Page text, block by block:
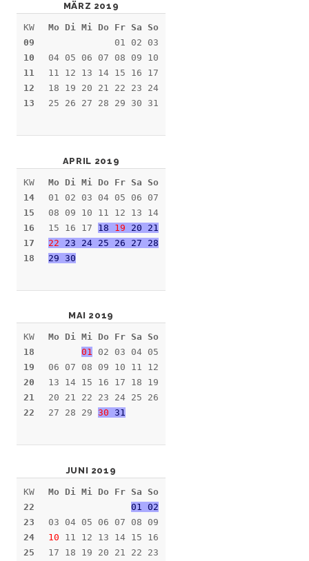
MÄRZ 2019
KW
09
10
11
12
13
Mo Di Mi Do Fr Sa So
01 02 03
04 05 06 07 08 09 10
11 12 13 14 15 16 17
18 19 20 21 22 23 24
25 26 27 28 29 30 31
APRIL 2019
KW
14
15
16
17
18
Mo Di Mi Do Fr Sa So
01 02 03 04 05 06 07
08 09 10 11 12 13 14
15 16 17 18 19 20 21
22 23 24 25 26 27 28
29 30
MAI 2019
KW
18
19
20
21
22
Mo Di Mi Do Fr Sa So
01 02 03 04 05
06 07 08 09 10 11 12
13 14 15 16 17 18 19
20 21 22 23 24 25 26
27 28 29 30 31
JUNI 2019
KW
22
23
24
25
Mo Di Mi Do Fr Sa So
01 02
03 04 05 06 07 08 09
10 11 12 13 14 15 16
17 18 19 20 21 22 23